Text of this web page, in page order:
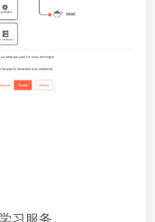
习服务。